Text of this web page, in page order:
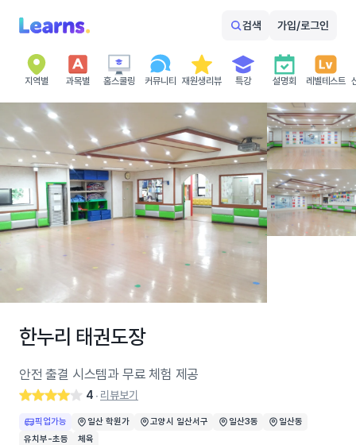
검색 가입/로그인
지역별 과목별 홈스쿨링 커뮤니티 재원생리뷰 특강 설명회 레벨테스트
한누리 태권도장
안전 출결 시스템과 무료 체험 제공
4 ‧ 리뷰보기
픽업가능 일산 학원가 고양시 일산서구 일산3동
일산동
유치부-초등
체육